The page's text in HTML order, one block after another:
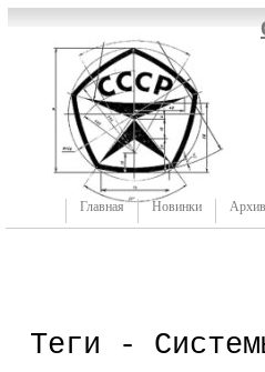
Главная Новинки
Теги -